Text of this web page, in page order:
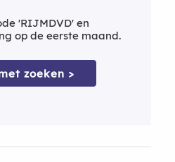
'RIJMDVD' en
op de eerste maand.
zoeken >